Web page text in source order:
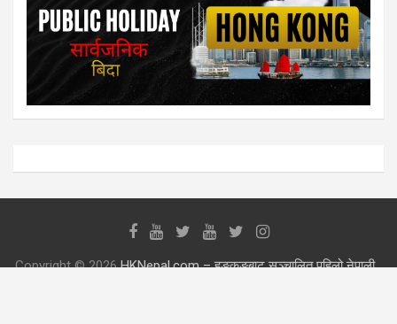
Copyright © 2026HKNepal.com – हङकङबाट सञ्चालित पहिलो नेपाली